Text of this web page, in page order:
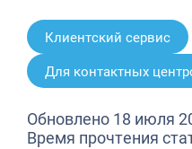
Клиентский сервис
Для контактных
Обновлено 18 июля
Время прочтения